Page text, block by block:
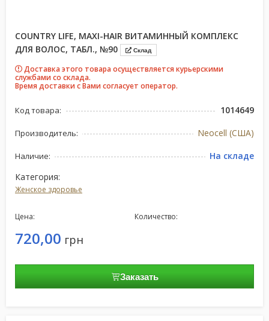
COUNTRY LIFE, MAXI-HAIR ВИТАМИННЫЙ КОМПЛЕКС
ДЛЯ ВОЛОС, ТАБЛ., №90
Склад
Доставка этого товара осуществляется курьерскими
службами со склада.
Время доставки с Вами согласует оператор.
Код товара: 1014649
Производитель: Neocell (США)
Наличие:
На складе
Категория:
Женское здоровье
Цена:
720,00 грн
Количество:
Заказать